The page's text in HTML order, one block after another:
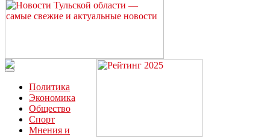
Читайте последние новости дня в Тульской области на сайте
“ЗаНовомосковск”
Политика
Экономика
Общество
Спорт
Мнения и